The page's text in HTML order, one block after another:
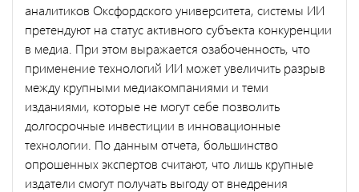
аналитиков Оксфордского университета, системы ИИ
претендуют на статус активного субъекта конкуренции
в медиа. При этом выражается озабоченность, что
применение технологий ИИ может увеличить разрыв
между крупными медиакомпаниями и теми
изданиями, которые не могут себе позволить
долгосрочные инвестиции в инновационные
технологии. По данным отчета, большинство
опрошенных экспертов считают, что лишь крупные
издатели смогут получать выгоду от внедрения